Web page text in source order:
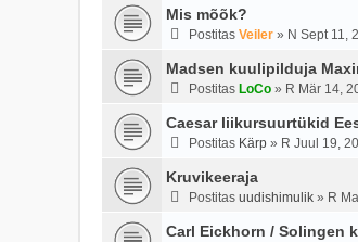
Mis mõõk?
Postitas Veiler » N Sept 11,
Madsen kuulipilduja
Postitas LoCo » R Mär 14,
Caesar liikursuurtükid
Postitas Kärp » R Juul 19,
Kruvikeeraja
Postitas uudishimulik » R
Carl Eickhorn / Solingen